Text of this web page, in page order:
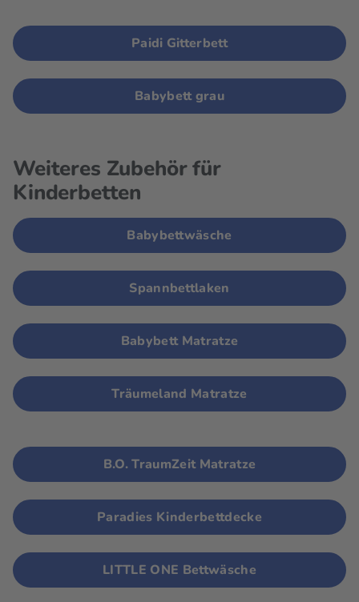
Paidi Gitterbett
Babybett grau
Weiteres Zubehör für
Kinderbetten
Babybettwäsche
Spannbettlaken
Babybett Matratze
Träumeland Matratze
B.O. TraumZeit Matratze
Paradies Kinderbettdecke
LITTLE ONE Bettwäsche